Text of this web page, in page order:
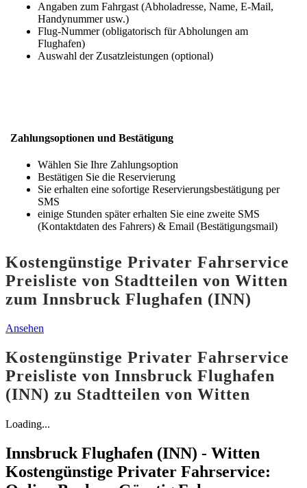
Angaben zum Fahrgast (Abholadresse, Name, E-Mail,
Handynummer usw.)
Flug-Nummer (obligatorisch für Abholungen am
Flughafen)
Auswahl der Zusatzleistungen (optional)
Zahlungsoptionen und Bestätigung
Wählen Sie Ihre Zahlungsoption
Bestätigen Sie die Reservierung
Sie erhalten eine sofortige Reservierungsbestätigung per
SMS
einige Stunden später erhalten Sie eine zweite SMS
(Kontaktdaten des Fahrers) & Email (Bestätigungsmail)
Kostengünstige Privater Fahrservice
Preisliste von Stadtteilen von Witten
zum Innsbruck Flughafen (INN)
Ansehen
Kostengünstige Privater Fahrservice
Preisliste von Innsbruck Flughafen
(INN) zu Stadtteilen von Witten
Loading...
Innsbruck Flughafen (INN) - Witten
Kostengünstige Privater Fahrservice: